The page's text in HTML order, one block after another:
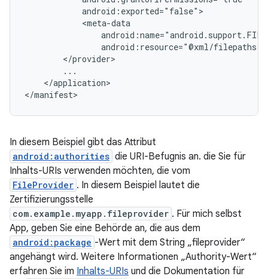
android:resource="@xml/filepaths"
</application>
</manifest>
In diesem Beispiel gibt das Attribut
android:authorities die URI-Befugnis an. die Sie für
Inhalts-URIs verwenden möchten, die vom
FileProvider . In diesem Beispiel lautet die
Zertifizierungsstelle
com.example.myapp.fileprovider . Für mich selbst
App, geben Sie eine Behörde an, die aus dem
android:package -Wert mit dem String „fileprovider“
angehängt wird. Weitere Informationen „Authority-Wert“
erfahren Sie im Inhalts-URIs und die Dokumentation für